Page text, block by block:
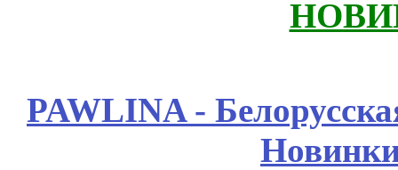
PAWLINA -